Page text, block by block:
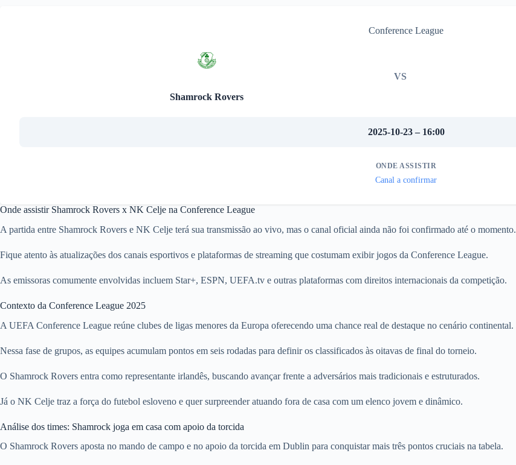
Conference League
Shamrock Rovers
VS
2025-10-23 – 16:00
ONDE ASSISTIR
Canal a confirmar
Onde assistir Shamrock Rovers x NK Celje na Conference League
A partida entre Shamrock Rovers e NK Celje terá sua transmissão ao vivo, mas o canal oficial ainda não foi confirmado até o momento.
Fique atento às atualizações dos canais esportivos e plataformas de streaming que costumam exibir jogos da Conference League.
As emissoras comumente envolvidas incluem Star+, ESPN, UEFA.tv e outras plataformas com direitos internacionais da competição.
Contexto da Conference League 2025
A UEFA Conference League reúne clubes de ligas menores da Europa oferecendo uma chance real de destaque no cenário continental.
Nessa fase de grupos, as equipes acumulam pontos em seis rodadas para definir os classificados às oitavas de final do torneio.
O Shamrock Rovers entra como representante irlandês, buscando avançar frente a adversários mais tradicionais e estruturados.
Já o NK Celje traz a força do futebol esloveno e quer surpreender atuando fora de casa com um elenco jovem e dinâmico.
Análise dos times: Shamrock joga em casa com apoio da torcida
O Shamrock Rovers aposta no mando de campo e no apoio da torcida em Dublin para conquistar mais três pontos cruciais na tabela.